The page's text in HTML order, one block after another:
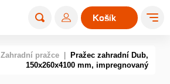
0
Košík
Zahradní pražce
Pražec zahradní Dub,
150x260x4100 mm, impregnovaný